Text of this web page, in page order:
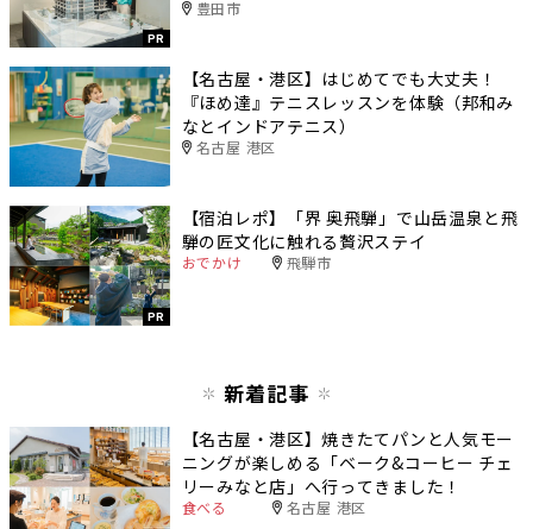
PR
豊田市
【名古屋・港区】はじめてでも大丈夫！
『ほめ達』テニスレッスンを体験（邦和み
なとインドアテニス）
名古屋 港区
PR
【宿泊レポ】「界 奥飛騨」で山岳温泉と飛
騨の匠文化に触れる贅沢ステイ
おでかけ 飛騨市
新着記事
【名古屋・港区】焼きたてパンと人気モー
ニングが楽しめる「ベーク&コーヒー チェ
リーみなと店」へ行ってきました！
食べる 名古屋 港区